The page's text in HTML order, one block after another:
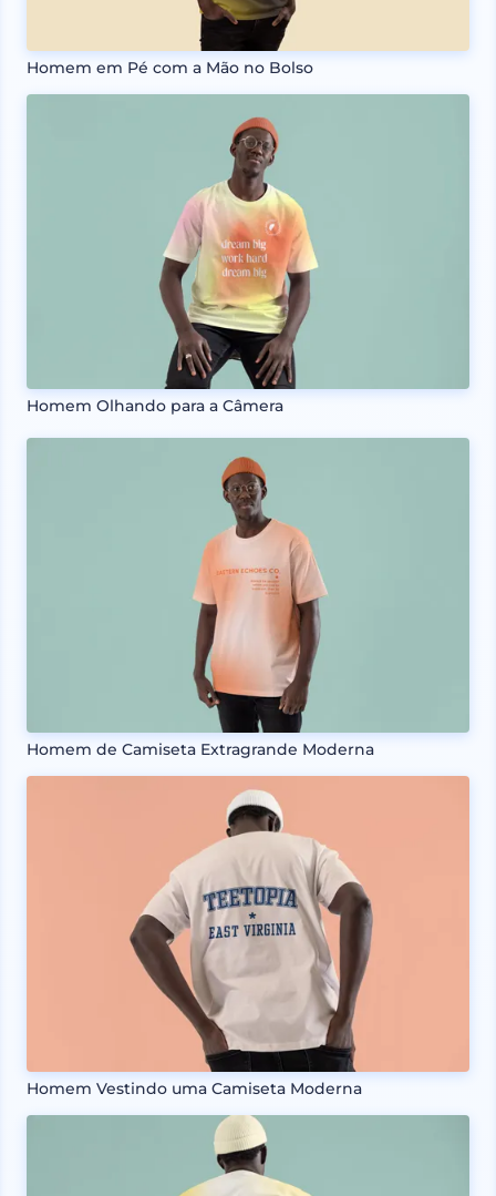
Homem em Pé com a Mão no Bolso
Homem Olhando para a Câmera
Homem de Camiseta Extragrande Moderna
Homem Vestindo uma Camiseta Moderna